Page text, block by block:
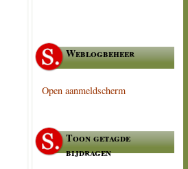
Weblogbeheer
Open aanmeldscherm
Toon getagde
bijdragen